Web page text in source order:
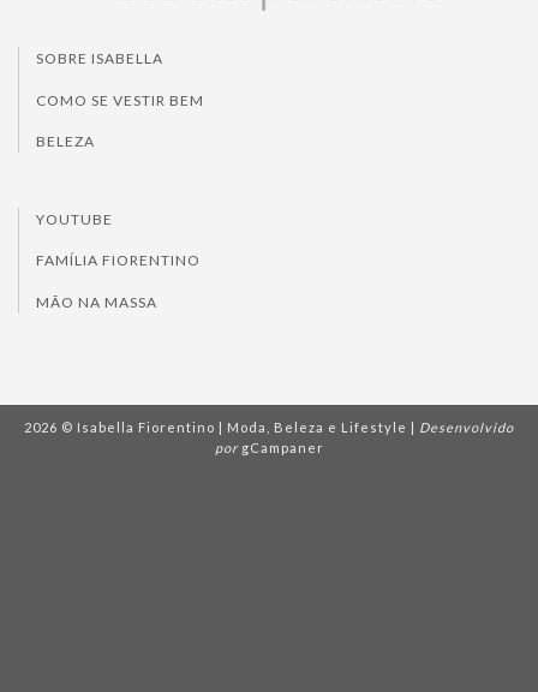
SOBRE ISABELLA
COMO SE VESTIR BEM
BELEZA
YOUTUBE
FAMÍLIA FIORENTINO
MÃO NA MASSA
2026 © Isabella Fiorentino | Moda, Beleza e Lifestyle | Desenvolvido
por gCampaner